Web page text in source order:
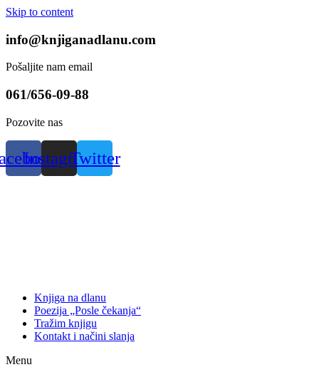
Skip to content
info@knjiganadlanu.com
Pošaljite nam email
061/656-09-88
Pozovite nas
InstagramTwitter
Knjiga na dlanu
Poezija „Posle čekanja“
Tražim knjigu
Kontakt i načini slanja
Menu